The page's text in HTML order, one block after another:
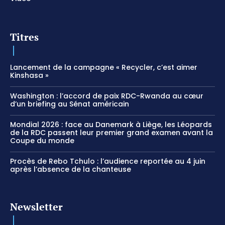
Titres
Lancement de la campagne « Recycler, c’est aimer
Kinshasa »
Washington : l’accord de paix RDC-Rwanda au cœur
d’un briefing au Sénat américain
Mondial 2026 : face au Danemark à Liège, les Léopards
de la RDC passent leur premier grand examen avant la
Coupe du monde
Procès de Rebo Tchulo : l’audience reportée au 4 juin
après l’absence de la chanteuse
Newsletter